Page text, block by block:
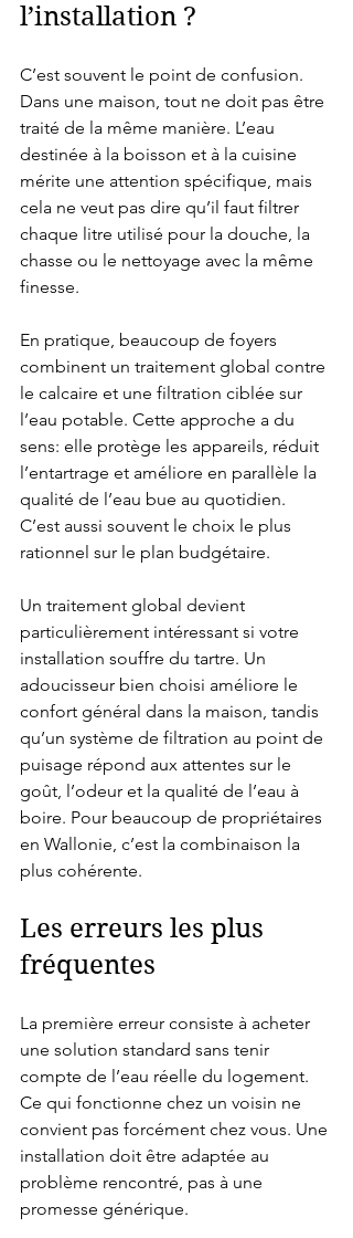
l’installation ?
C’est souvent le point de confusion.
Dans une maison, tout ne doit pas être
traité de la même manière. L’eau
destinée à la boisson et à la cuisine
mérite une attention spécifique, mais
cela ne veut pas dire qu’il faut filtrer
chaque litre utilisé pour la douche, la
chasse ou le nettoyage avec la même
finesse.
En pratique, beaucoup de foyers
combinent un traitement global contre
le calcaire et une filtration ciblée sur
l’eau potable. Cette approche a du
sens: elle protège les appareils, réduit
l’entartrage et améliore en parallèle la
qualité de l’eau bue au quotidien.
C’est aussi souvent le choix le plus
rationnel sur le plan budgétaire.
Un traitement global devient
particulièrement intéressant si votre
installation souffre du tartre. Un
adoucisseur bien choisi améliore le
confort général dans la maison, tandis
qu’un système de filtration au point de
puisage répond aux attentes sur le
goût, l’odeur et la qualité de l’eau à
boire. Pour beaucoup de propriétaires
en Wallonie, c’est la combinaison la
plus cohérente.
Les erreurs les plus
fréquentes
La première erreur consiste à acheter
une solution standard sans tenir
compte de l’eau réelle du logement.
Ce qui fonctionne chez un voisin ne
convient pas forcément chez vous. Une
installation doit être adaptée au
problème rencontré, pas à une
promesse générique.